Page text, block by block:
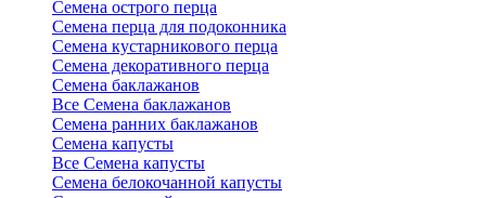
Семена острого перца
Семена перца для подоконника
Семена кустарникового перца
Семена декоративного перца
Семена баклажанов
Все Семена баклажанов
Семена ранних баклажанов
Семена капусты
Все Семена капусты
Семена белокочанной капусты